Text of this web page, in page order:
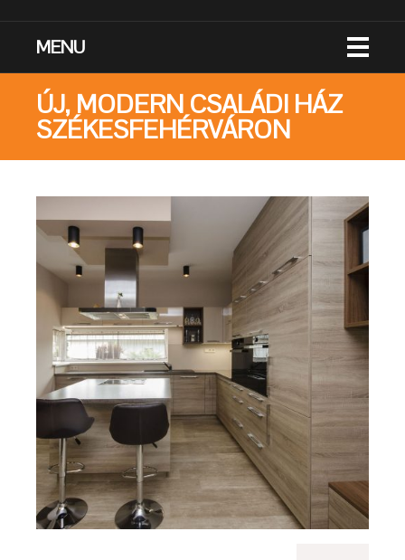
MENU
ÚJ, MODERN CSALÁDI HÁZ
SZÉKESFEHÉRVÁRON